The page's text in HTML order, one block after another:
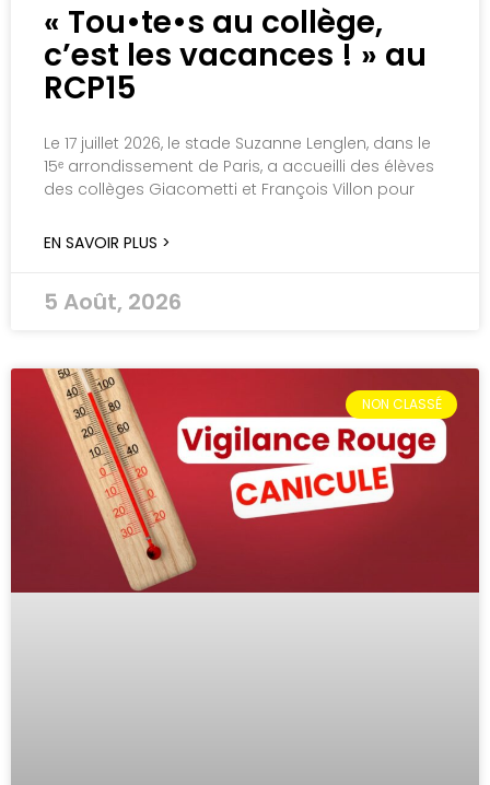
« Tou•te•s au collège,
c’est les vacances ! » au
RCP15
Le 17 juillet 2026, le stade Suzanne Lenglen, dans le
15ᵉ arrondissement de Paris, a accueilli des élèves
des collèges Giacometti et François Villon pour
EN SAVOIR PLUS >
5 Août, 2026
NON CLASSÉ